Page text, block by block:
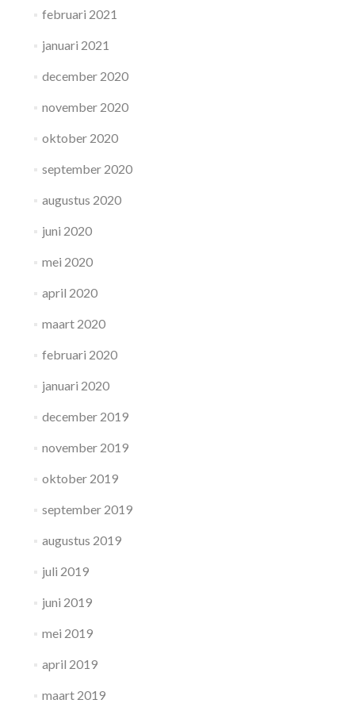
februari 2021
januari 2021
december 2020
november 2020
oktober 2020
september 2020
augustus 2020
juni 2020
mei 2020
april 2020
maart 2020
februari 2020
januari 2020
december 2019
november 2019
oktober 2019
september 2019
augustus 2019
juli 2019
juni 2019
mei 2019
april 2019
maart 2019